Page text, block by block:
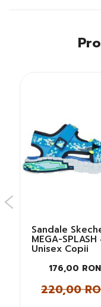
Sandale
MEGA-SPLASH
Unisex Copii
176,00 RON
220,00